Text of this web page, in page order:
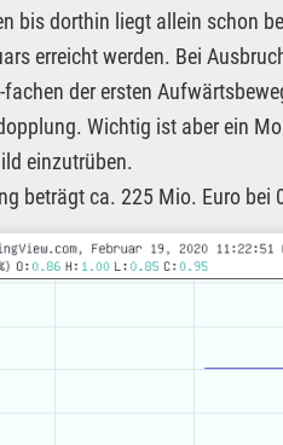
bis dorthin liegt allein schon
erreicht werden. Bei
der ersten
Wichtig ist aber ein
einzutrüben.
beträgt ca. 225 Mio. Euro bei